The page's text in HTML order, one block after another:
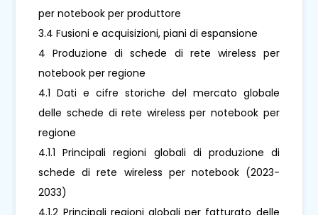
per notebook per produttore
3.4 Fusioni e acquisizioni, piani di espansione
4 Produzione di schede di rete wireless per
notebook per regione
4.1 Dati e cifre storiche del mercato globale
delle schede di rete wireless per notebook per
regione
4.1.1 Principali regioni globali di produzione di
schede di rete wireless per notebook (2023-
2033)
4.1.2 Principali regioni globali per fatturato delle